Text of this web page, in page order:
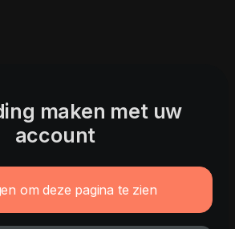
maken met uw
account
om deze pagina te zien